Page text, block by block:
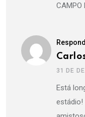
CAMPO
31 DE
Está
estádio!